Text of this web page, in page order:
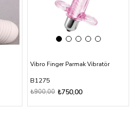
Vibro Finger Parmak Vibratör
B1275
₺750,00
₺900,00